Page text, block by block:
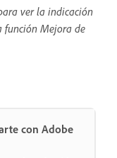
ver la indicación
función Mejora de
con Adobe